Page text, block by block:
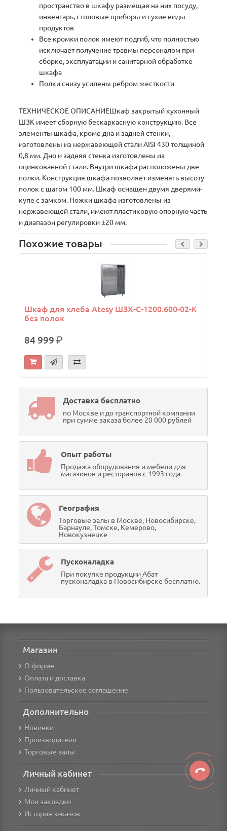
пространство в шкафу размещая на них посуду,
инвентарь, столовые приборы и сухие виды
продуктов
Все кромки полок имеют подгиб, что полностью
исключает получение травмы персоналом при
сборке, эксплуатации и санитарной обработке
шкафа
Полки снизу усилены ребром жесткости
ТЕХНИЧЕСКОЕ ОПИСАНИЕШкаф закрытый кухонный
ШЗК имеет сборную бескаркасную конструкцию. Все
элементы шкафа, кроме дна и задней стенки,
изготовлены из нержавеющей стали AISI 430 толщиной
0,8 мм. Дно и задняя стенка изготовлены из
оцинкованной стали. Внутри шкафа расположены две
полки. Конструкция шкафа позволяет изменять высоту
полок с шагом 100 мм. Шкаф оснащен двумя дверями-
купе с замком. Ножки шкафа изготовлены из
нержавеющей стали, имеют пластиковую опорную часть
и диапазон регулировки ±20 мм.
Похожие товары
Шкаф для хлеба Atesy ШЗХ-С-1200.600-02-К
без полок
84 999р.
Доставка бесплатно
по Москве и до транспортной компании
при сумме заказа более 20 000 рублей
Опыт работы
Продажа оборудования и мебели для
магазинов и ресторанов с 1993 года
География
Торговые залы в Москве, Новосибирске,
Барнауле, Томске, Кемерово,
Новокузнецке
Пусконаладка
При покупке продукции Абат
пусконаладка в Новосибирске бесплатно.
Магазин
О фирме
Оплата и доставка
Пользовательское соглашение
Дополнительно
Новинки
Производители
Торговые залы
Личный кабинет
Личный кабинет
Мои закладки
История заказов